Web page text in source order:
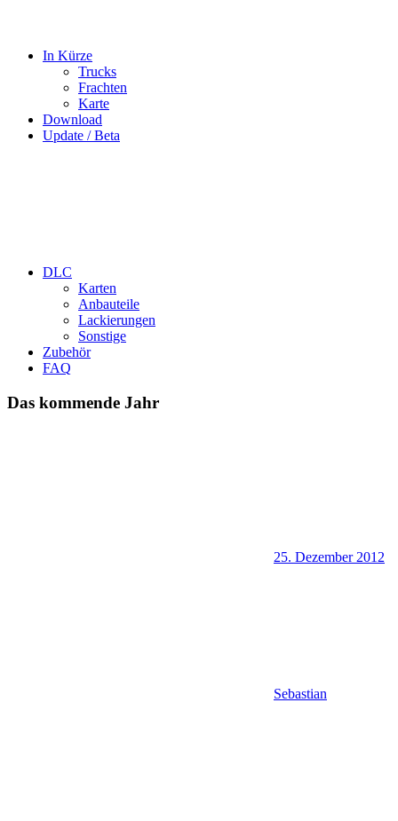
In Kürze
Trucks
Frachten
Karte
Download
Update / Beta
DLC
Karten
Anbauteile
Lackierungen
Sonstige
Zubehör
FAQ
Das kommende Jahr
25. Dezember 2012
Sebastian